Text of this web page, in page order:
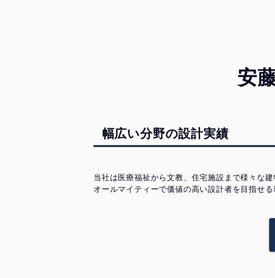
安
幅広い分野の設計実績
当社は医療福祉から文教、住宅施設まで様々な建
オールマイティーで価値の高い設計者を目指せる